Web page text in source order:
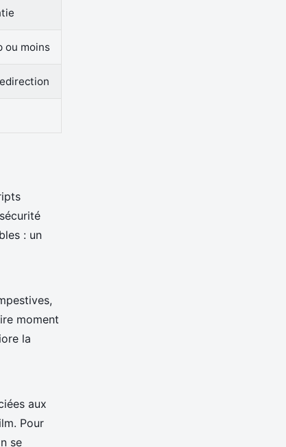
ou moins
: un
moment
la
aux
Pour
se